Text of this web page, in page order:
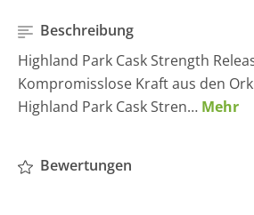
Beschreibung
Highland Park Cask Strength
Kompromisslose Kraft aus den
Highland Park Cask Stren… Mehr
Bewertungen